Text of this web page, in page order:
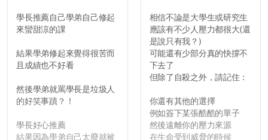
讓人感到疲乏。
2. 文章主題不明
在學生會臉書的貼文中
可以看到，全篇文章以連字
符分為九段，各段可總結
自我介紹
個人經歷（進入大學
前）
個人經歷（大一至
學長推薦自己學弟自己修起
來蠻甜涼的課
結果學弟修起來覺得很苦而
且成績也不好看
然後學弟就罵學長是垃圾人
的好笑事蹟？！
學長好心推薦
結果因為學弟自己太廢就被
相信不論是大學生或研究生
應該有不少人壓力都很大(還
是說只有我？)
可能還有少部分真的快撐不
下去了
但除了自殺之外，請記住：
你還有其他的選擇
例如簽下某張酷酷的單子
然後遠離你的壓力來源
在生命受到威脅的時候